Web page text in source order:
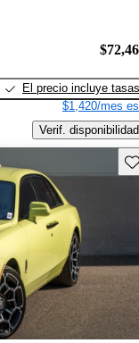
El precio incluye tasas
$1,420/mes
Verif. disponibilidad